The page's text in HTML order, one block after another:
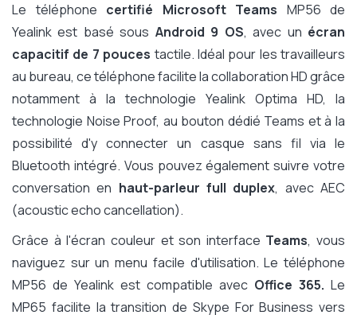
Le téléphone certifié Microsoft Teams MP56 de
Yealink est basé sous Android 9 OS, avec un écran
capacitif de 7 pouces tactile. Idéal pour les travailleurs
au bureau, ce téléphone facilite la collaboration HD grâce
notamment à la technologie Yealink Optima HD, la
technologie Noise Proof, au bouton dédié Teams et à la
possibilité d'y connecter un casque sans fil via le
Bluetooth intégré. Vous pouvez également suivre votre
conversation en haut-parleur full duplex, avec AEC
(acoustic echo cancellation).
Grâce à l'écran couleur et son interface Teams, vous
naviguez sur un menu facile d'utilisation. Le téléphone
MP56 de Yealink est compatible avec Office 365. Le
MP65 facilite la transition de Skype For Business vers